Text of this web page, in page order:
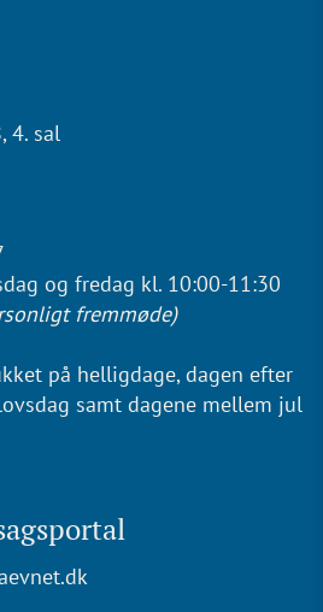
4. sal
og fredag kl. 10:00-11:30
fremmøde)
på helligdage, dagen efter
samt dagene mellem jul